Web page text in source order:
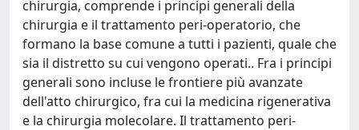
chirurgia, comprende i principi generali della
chirurgia e il trattamento peri-operatorio, che
formano la base comune a tutti i pazienti, quale che
sia il distretto su cui vengono operati.. Fra i principi
generali sono incluse le frontiere più avanzate
dell'atto chirurgico, fra cui la medicina rigenerativa
e la chirurgia molecolare. Il trattamento peri-